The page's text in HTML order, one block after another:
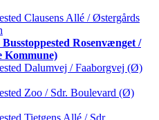
Clausens Allé / Østergårds
Rosenvænget /
Kommune)
Dalumvej / Faaborgvej (Ø)
Zoo / Sdr. Boulevard (Ø)